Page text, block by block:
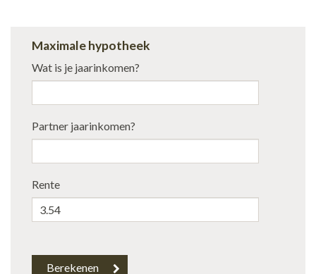
Maximale hypotheek
Wat is je jaarinkomen?
Partner jaarinkomen?
Rente